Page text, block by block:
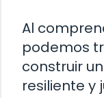
Al
podemos
construir
resiliente y